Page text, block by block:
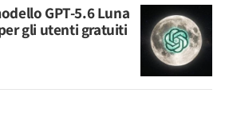
GPT-5.6 Luna
gli utenti gratuiti